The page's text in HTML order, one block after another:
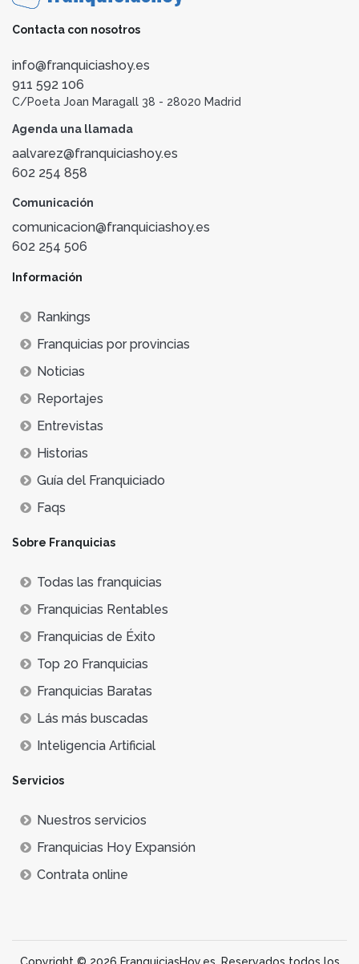
Contacta con nosotros
info@franquiciashoy.es
911 592 106
C/Poeta Joan Maragall 38 - 28020 Madrid
Agenda una llamada
aalvarez@franquiciashoy.es
602 254 858
Comunicación
comunicacion@franquiciashoy.es
602 254 506
Información
Rankings
Franquicias por provincias
Noticias
Reportajes
Entrevistas
Historias
Guía del Franquiciado
Faqs
Sobre Franquicias
Todas las franquicias
Franquicias Rentables
Franquicias de Éxito
Top 20 Franquicias
Franquicias Baratas
Lás más buscadas
Inteligencia Artificial
Servicios
Nuestros servicios
Franquicias Hoy Expansión
Contrata online
Copyright © 2026 FranquiciasHoy.es. Reservados todos los